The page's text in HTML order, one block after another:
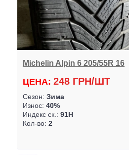
Michelin Alpin 6 205/55R 16
ЦЕНА: 248 ГРН/ШТ
Сезон: Зима
Износ: 40%
Индекс ск.: 91H
Кол-во: 2